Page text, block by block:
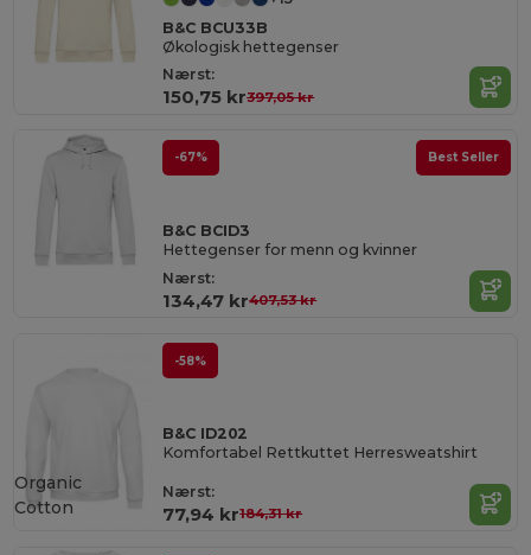
B&C BCU33B
Økologisk hettegenser
Nærst:
150,75 kr397,05 kr
-67% Best Seller
B&C BCID3
Hettegenser for menn og kvinner
Nærst:
134,47 kr407,53 kr
-58%
B&C ID202
Komfortabel Rettkuttet Herresweatshirt
Nærst:
77,94 kr184,31 kr
Organic
Cotton